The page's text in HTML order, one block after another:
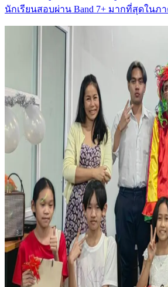
นักเรียนสอบผ่าน Band 7+ มากที่สุดในภ